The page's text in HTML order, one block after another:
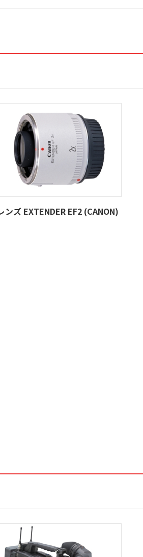
ンズ EXTENDER EF2 (CANON)